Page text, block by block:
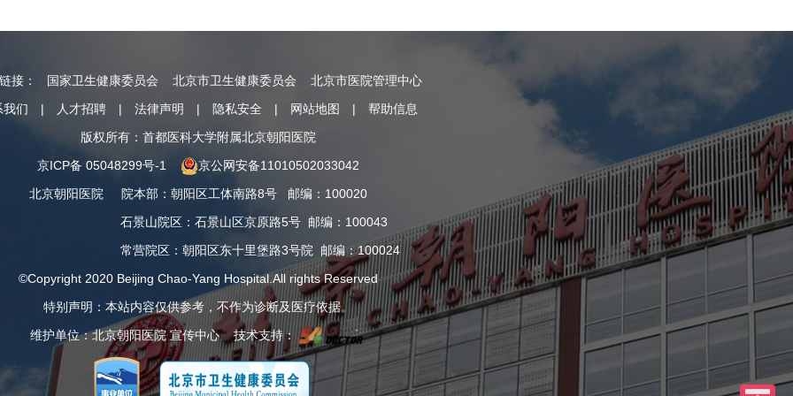
接： 国家卫生健康委员会 北京市卫生健康委员会
北京市医院管理中心
我们
| 人才招聘 | 法律声明 | 隐私安全 | 网站地图 |
帮助信息
版权所有：首都医科大学附属北京朝阳医院
京ICP备 05048299号-1
京公网安备11010502033042
北京朝阳医院
院本部 ： 朝阳区工体南路8号 邮编：100020
石景山院区 ： 石景山区京原路5号 邮编：100043
常营院区 ： 朝阳区东十里堡路3号院 邮编：100024
©Copyright 2020 Beijing Chao-Yang Hospital.All rights Reserved
特别声明：本站内容仅供参考，不作为诊断及医疗依据。
维护单位：北京朝阳医院 宣传中心 技术支持：